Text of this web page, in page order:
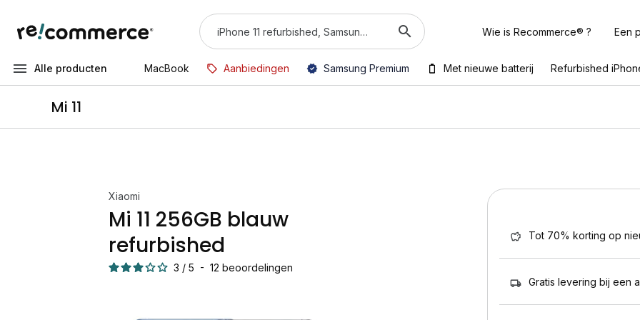
Wie is Recommerce® ? Een
Alle producten MacBook Aanbiedingen Samsung Premium Met nieuwe batterij Refurbished
Mi 11
Xiaomi
Mi 11 256GB blauw
refurbished
3 / 5 - 12 beoordelingen
Tot 70% korting op
Gratis levering bij een